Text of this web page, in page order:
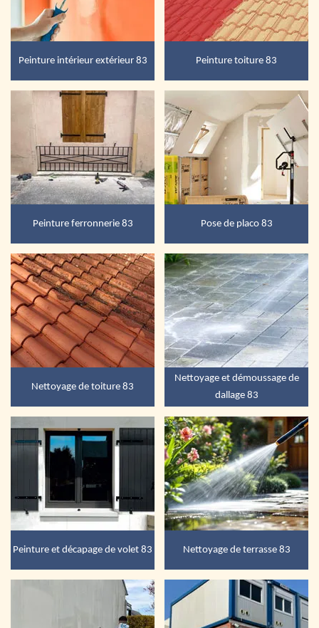
Peinture intérieur extérieur 83 Peinture toiture 83
Peinture ferronnerie 83 Pose de placo 83
Nettoyage de toiture 83
Nettoyage et démoussage de
dallage 83
Peinture et décapage de volet 83 Nettoyage de terrasse 83